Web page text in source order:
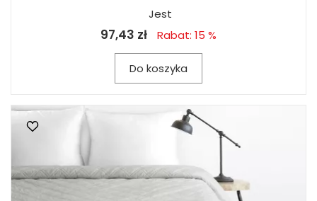
Jest
97,43 zł Rabat: 15 %
Do koszyka